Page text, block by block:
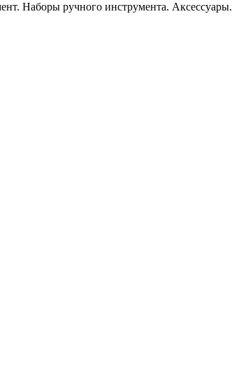
Наборы ручного инструмента. Аксессуары.